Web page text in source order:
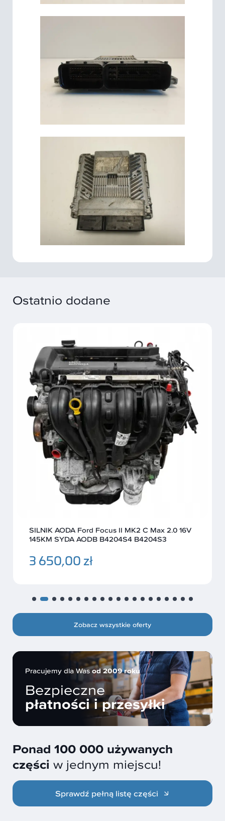
Ostatnio dodane
SILNIK AODA Ford Focus II MK2 C Max 2.0 16V
145KM SYDA AODB B4204S4 B4204S3
3 650,00 zł
Zobacz wszystkie oferty
Pracujemy dla Wasod 2009 roku
Bezpieczne
płatności i przesyłki
Ponad 100 000 używanych
części w jednym miejscu!
Sprawdź pełną listę części